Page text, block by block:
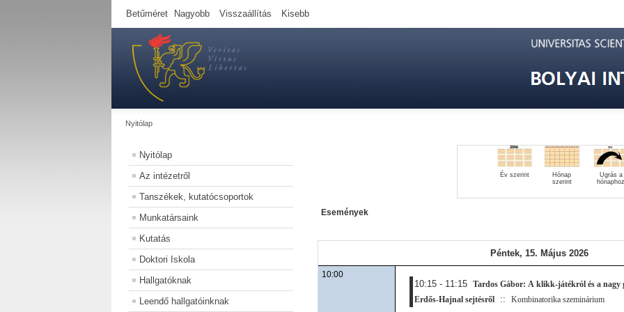
Betűméret Nagyobb Visszaállítás Kisebb
Nyitólap
Nyitólap
Az intézetről
Tanszékek, kutatócsoportok
Munkatársaink
Kutatás
Doktori Iskola
Hallgatóknak
Leendő hallgatóinknak
Év szerint
Hónap
szerint
Ugrás a
Események
Péntek, 15. Május 2026
10:00
10:15 - 11:15 Tardos Gábor: A klikk-játékról és a
Erdős-Hajnal sejtésről
:: Kombinatorika szeminárium